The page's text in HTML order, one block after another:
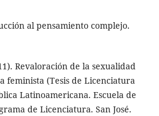
al pensamiento complejo.
Revaloración de la sexualidad
feminista (Tesis de Licenciatura
Latinoamericana. Escuela de
de Licenciatura. San José.